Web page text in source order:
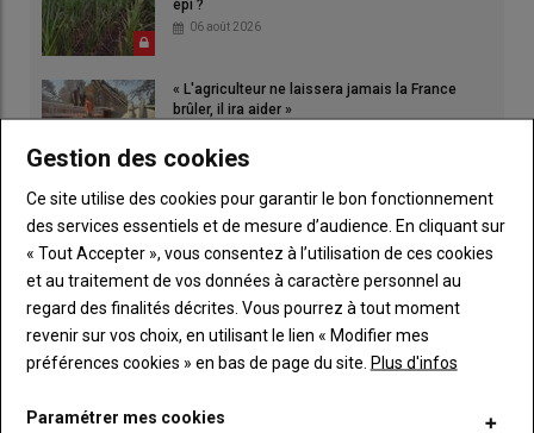
épi ?
06 août 2026
« L'agriculteur ne laissera jamais la France
brûler, il ira aider »
Gestion des cookies
Ce site utilise des cookies pour garantir le bon fonctionnement
des services essentiels et de mesure d’audience. En cliquant sur
« Tout Accepter », vous consentez à l’utilisation de ces cookies
et au traitement de vos données à caractère personnel au
regard des finalités décrites. Vous pourrez à tout moment
revenir sur vos choix, en utilisant le lien « Modifier mes
préférences cookies » en bas de page du site. Plus d'infos
Paramétrer mes cookies